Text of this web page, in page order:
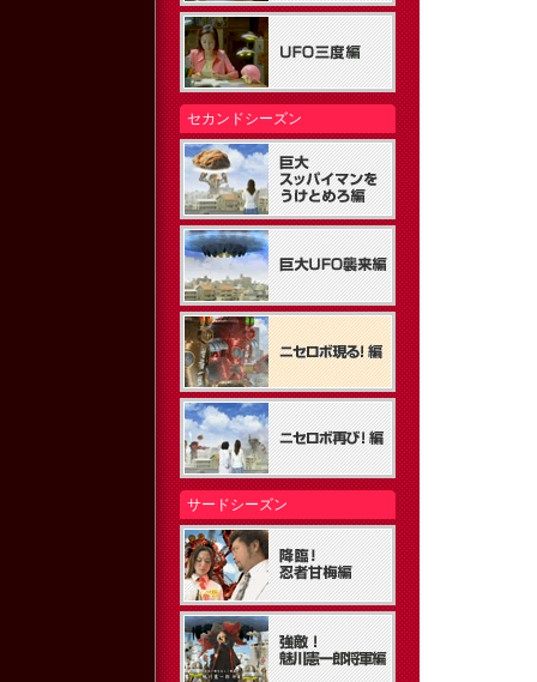
セカンドシーズン
サードシーズン